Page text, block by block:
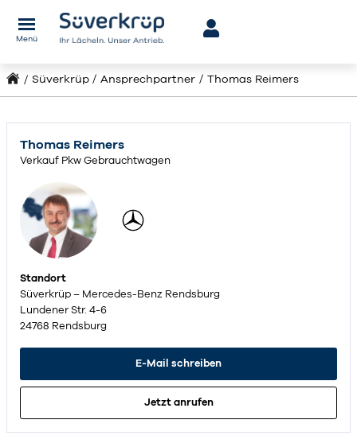
Menü
Süverkrüp Ansprechpartner Thomas Reimers
Thomas Reimers
Verkauf Pkw Gebrauchtwagen
Standort
Süverkrüp – Mercedes-Benz Rendsburg
Lundener Str. 4-6
24768 Rendsburg
E-Mail schreiben
Jetzt anrufen